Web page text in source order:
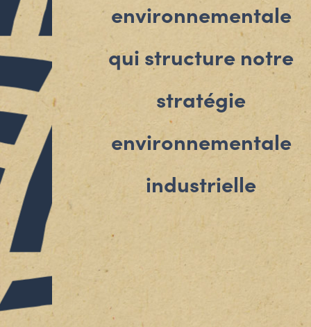
environnementale
qui structure notre
stratégie
environnementale
industrielle